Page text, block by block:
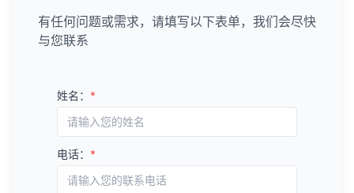
有任何问题或需求，请填写以下表单，我们会尽快
与您联系
姓名： *
电话： *